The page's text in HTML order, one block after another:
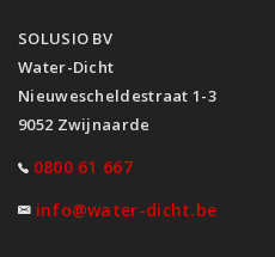
SOLUSIO BV
Water-Dicht
Nieuwescheldestraat 1-3
9052 Zwijnaarde
0800 61 667
info@water-dicht.be